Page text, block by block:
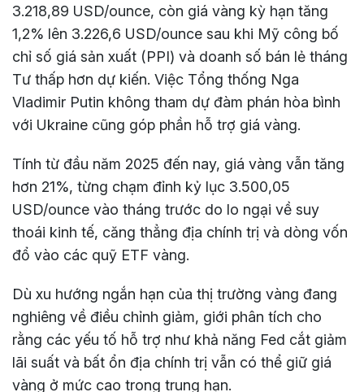
3.218,89 USD/ounce, còn giá vàng kỳ hạn tăng
1,2% lên 3.226,6 USD/ounce sau khi Mỹ công bố
chỉ số giá sản xuất (PPI) và doanh số bán lẻ tháng
Tư thấp hơn dự kiến. Việc Tổng thống Nga
Vladimir Putin không tham dự đàm phán hòa bình
với Ukraine cũng góp phần hỗ trợ giá vàng.
Tính từ đầu năm 2025 đến nay, giá vàng vẫn tăng
hơn 21%, từng chạm đỉnh kỷ lục 3.500,05
USD/ounce vào tháng trước do lo ngại về suy
thoái kinh tế, căng thẳng địa chính trị và dòng vốn
đổ vào các quỹ ETF vàng.
Dù xu hướng ngắn hạn của thị trường vàng đang
nghiêng về điều chỉnh giảm, giới phân tích cho
rằng các yếu tố hỗ trợ như khả năng Fed cắt giảm
lãi suất và bất ổn địa chính trị vẫn có thể giữ giá
vàng ở mức cao trong trung hạn.